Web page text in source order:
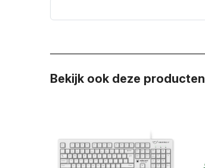
Bekijk ook deze producten